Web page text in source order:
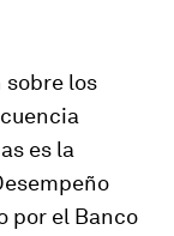
los
es la
por el Banco